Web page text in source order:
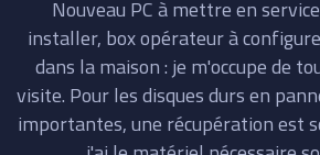
Nouveau PC à mettre en
installer, box opérateur à
dans la maison : je m'occupe de
visite. Pour les disques durs en
importantes, une récupération est